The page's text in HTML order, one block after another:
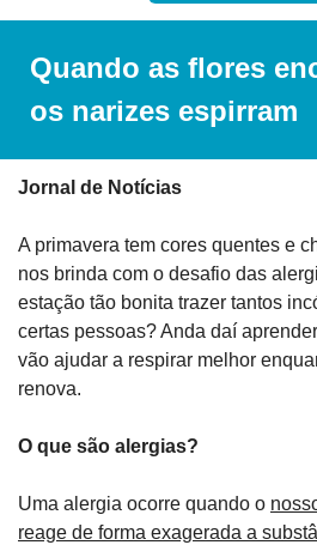
Quando as flores
os narizes espirram
Jornal de Notícias
A primavera tem cores quentes e
nos brinda com o desafio das
estação tão bonita trazer tantos
certas pessoas? Anda daí
vão ajudar a respirar melhor
renova.
O que são alergias?
Uma alergia ocorre quando o
reage de forma exagerada a